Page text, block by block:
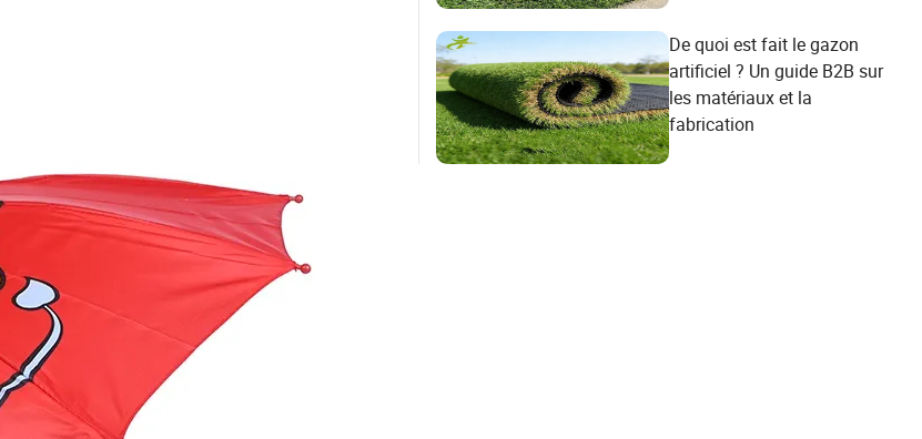
De quoi est fait le gazon
artificiel ? Un guide B2B sur
les matériaux et la
fabrication